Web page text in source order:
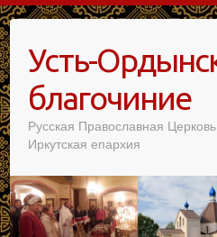
Усть-
благочиние
Русская Православная
Иркутская епархия